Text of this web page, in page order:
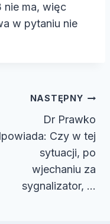
nie ma, więc
w pytaniu nie
NASTĘPNY
Dr Prawko
Czy w tej
sytuacji, po
wjechaniu za
sygnalizator, …